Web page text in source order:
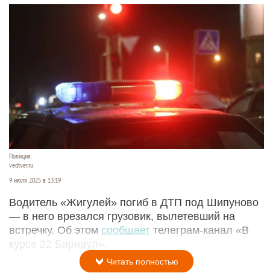
Полиция.
vedtver.ru
9 июля 2025 в 13:19
Водитель «Жигулей» погиб в ДТП под Шипуново
— в него врезался грузовик, вылетевший на
встречку. Об этом сообщает телеграм-канал «В
курсе 22 Барнаул».
Читать полностью